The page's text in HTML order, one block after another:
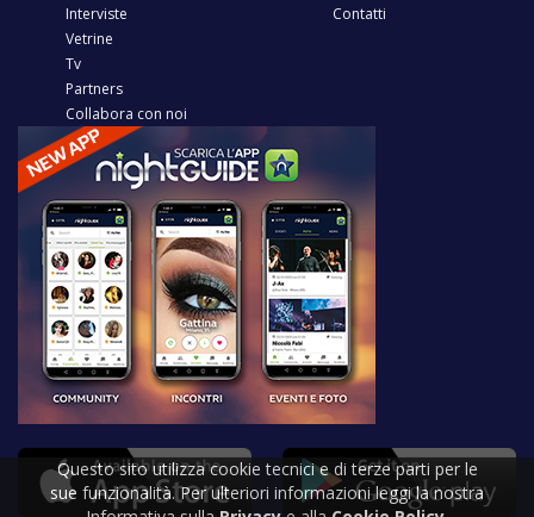
Interviste
Vetrine
Tv
Partners
Collabora con noi
Contatti
Questo sito utilizza cookie tecnici e di terze parti per le
sue funzionalità. Per ulteriori informazioni leggi la nostra